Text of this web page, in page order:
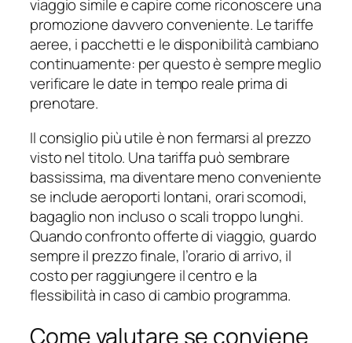
viaggio simile e capire come riconoscere una
promozione davvero conveniente. Le tariffe
aeree, i pacchetti e le disponibilità cambiano
continuamente: per questo è sempre meglio
verificare le date in tempo reale prima di
prenotare.
Il consiglio più utile è non fermarsi al prezzo
visto nel titolo. Una tariffa può sembrare
bassissima, ma diventare meno conveniente
se include aeroporti lontani, orari scomodi,
bagaglio non incluso o scali troppo lunghi.
Quando confronto offerte di viaggio, guardo
sempre il prezzo finale, l’orario di arrivo, il
costo per raggiungere il centro e la
flessibilità in caso di cambio programma.
Come valutare se conviene